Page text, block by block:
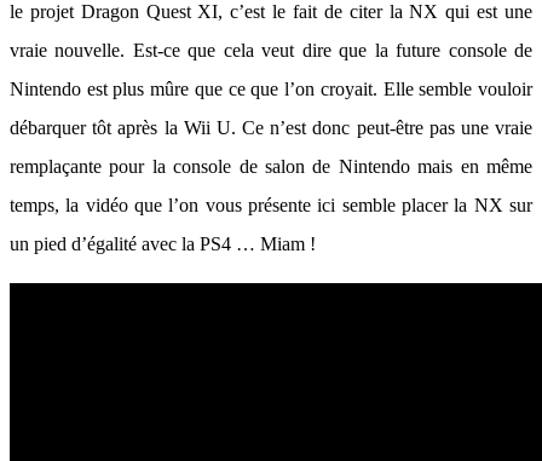
le projet Dragon Quest XI, c’est le fait de citer la NX qui est une
vraie nouvelle. Est-ce que cela veut dire que la future console de
Nintendo est plus mûre que ce que l’on croyait. Elle semble vouloir
débarquer tôt après la Wii U. Ce n’est donc peut-être pas une vraie
remplaçante pour la console de salon de Nintendo mais en même
temps, la vidéo que l’on vous présente ici semble placer la NX sur
un pied d’égalité avec la PS4 … Miam !